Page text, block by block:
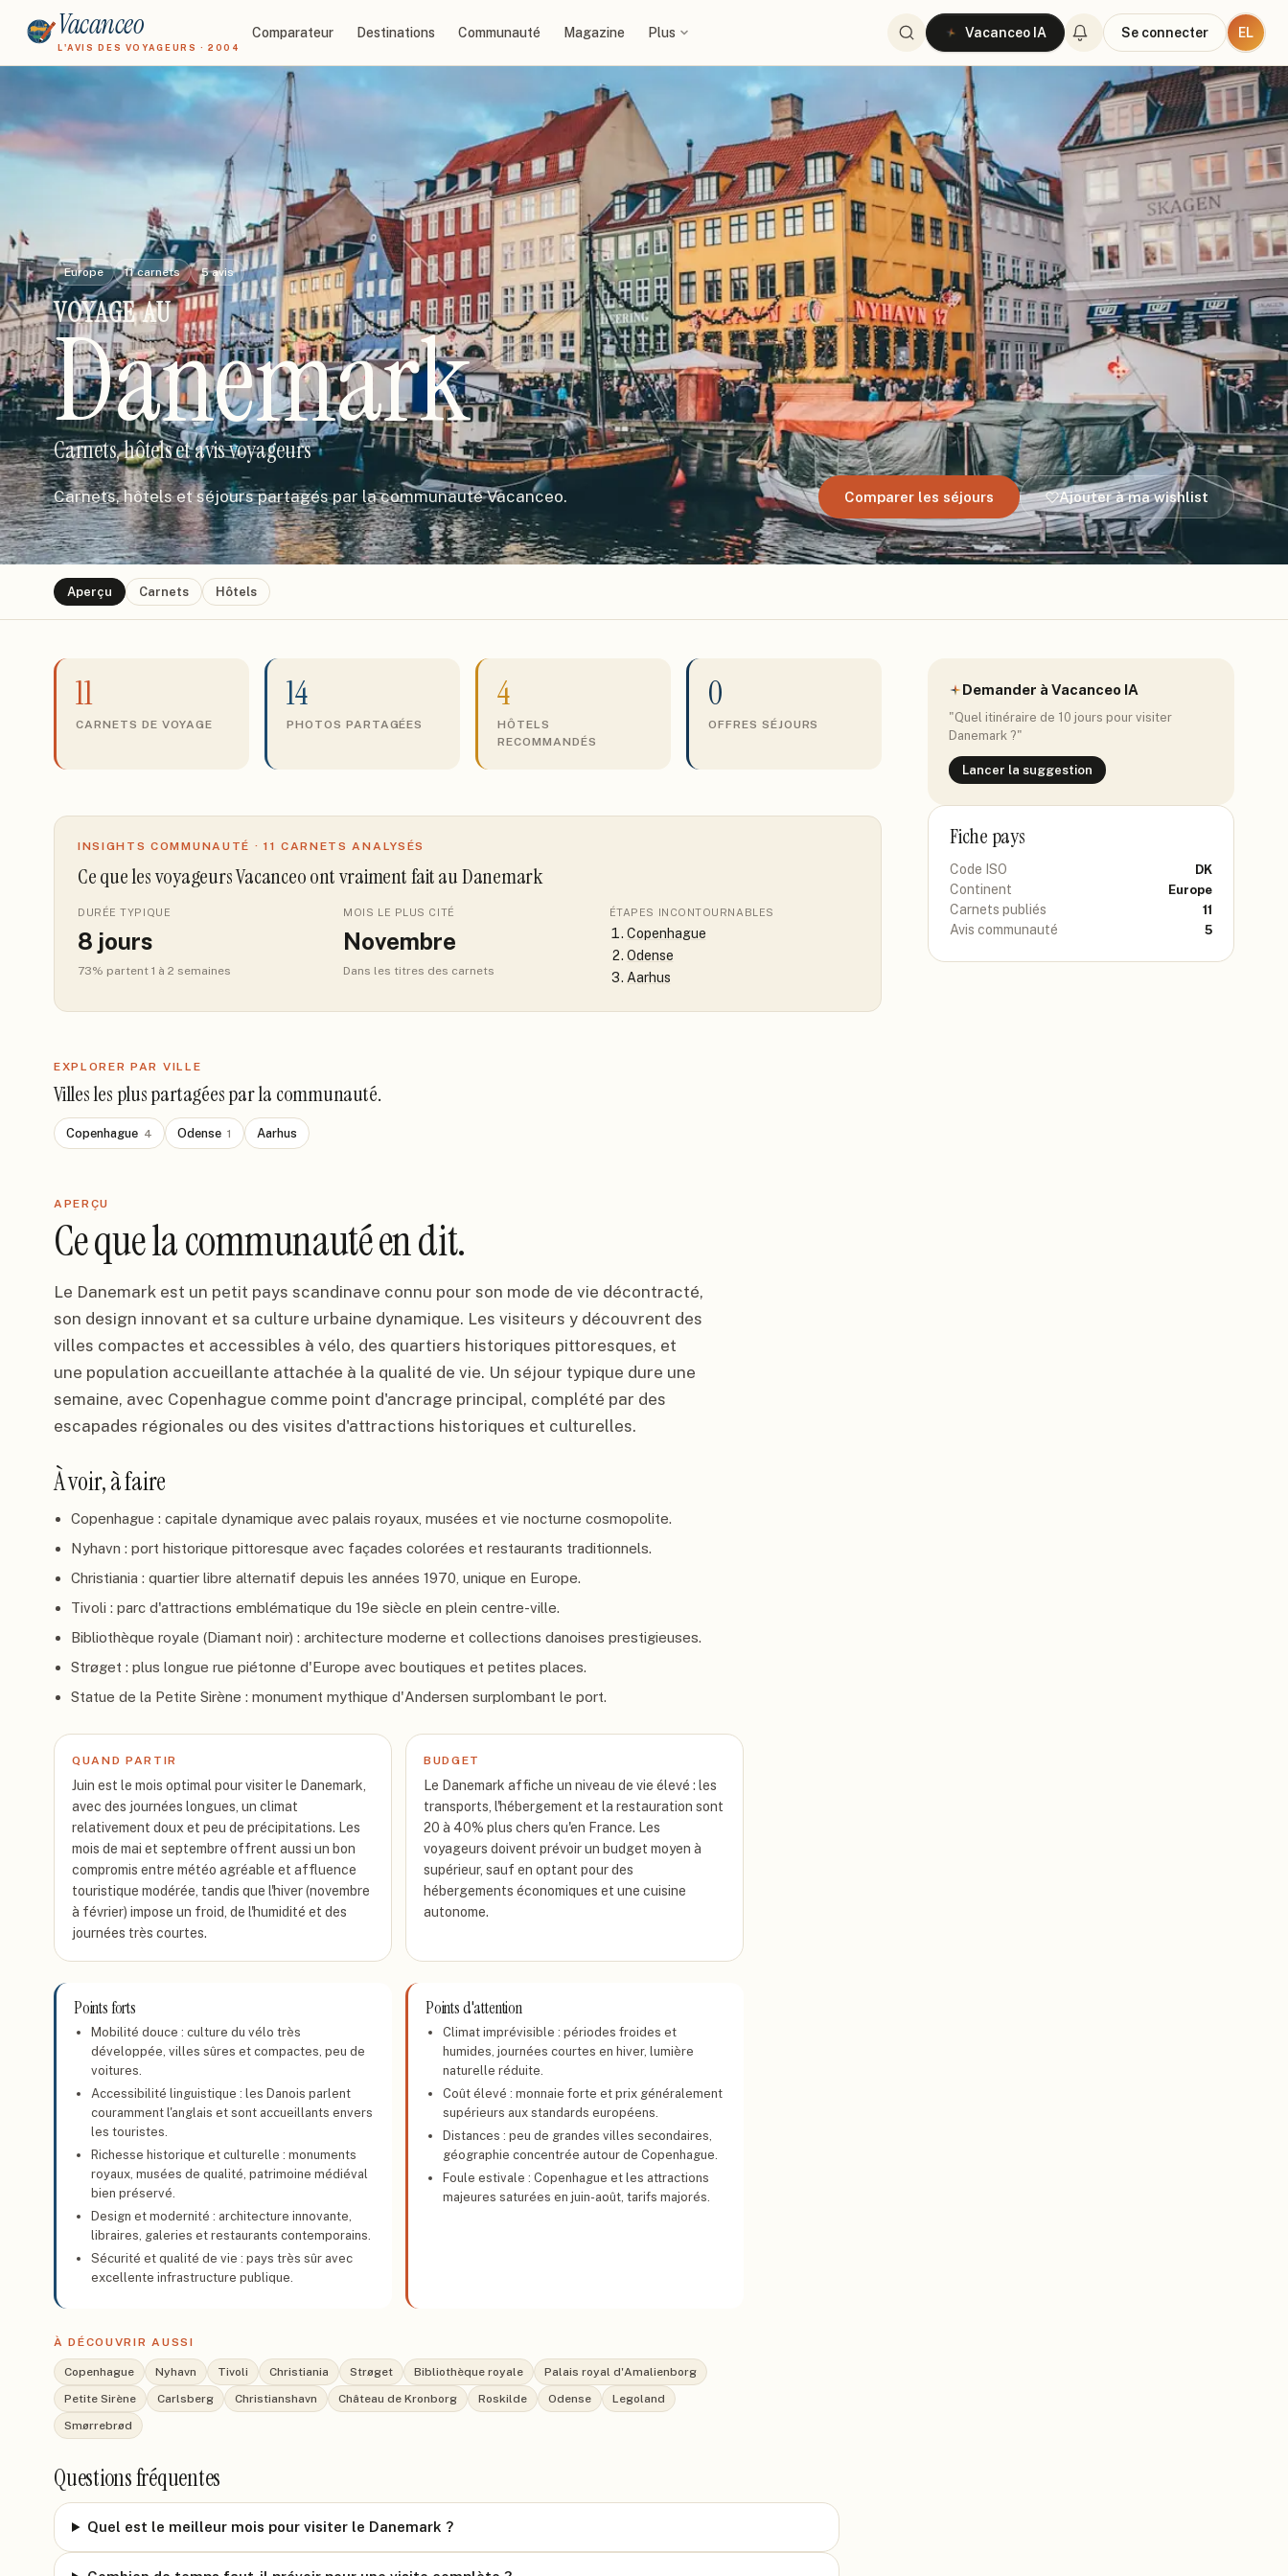
Vacanceo
L'AVIS DES VOYAGEURS · 2004
Comparateur Destinations Communauté Magazine Plus Vacanceo IA Se connecter EL
Europe 11carnets 5avis
VOYAGEAU
Danemark
Carnets, hôtels et avis voyageurs
Carnets, hôtels et séjours partagés par la communauté Vacanceo. Comparer les séjours Ajouter à ma wishlist
Aperçu Carnets Hôtels
11
CARNETS DE VOYAGE
14
PHOTOS PARTAGÉES
4
HÔTELS
RECOMMANDÉS
0
OFFRES SÉJOURS
INSIGHTS COMMUNAUTÉ · 11 CARNETS ANALYSÉS
Ce que les voyageurs Vacanceo ont vraiment faitau Danemark
DURÉE TYPIQUE
8 jours
73% partent 1 à 2 semaines
MOIS LE PLUS CITÉ
Novembre
Dans les titres des carnets
ÉTAPES INCONTOURNABLES
Copenhague
Odense
Aarhus
EXPLORER PAR VILLE
Villes les plus partagées par la communauté.
Copenhague 4 Odense 1 Aarhus
APERÇU
Ce que la communauté en dit.
Le Danemark est un petit pays scandinave connu pour son mode de vie décontracté,
son design innovant et sa culture urbaine dynamique. Les visiteurs y découvrent des
villes compactes et accessibles à vélo, des quartiers historiques pittoresques, et
une population accueillante attachée à la qualité de vie. Un séjour typique dure une
semaine, avec Copenhague comme point d'ancrage principal, complété par des
escapades régionales ou des visites d'attractions historiques et culturelles.
À voir, à faire
Copenhague : capitale dynamique avec palais royaux, musées et vie nocturne cosmopolite.
Nyhavn : port historique pittoresque avec façades colorées et restaurants traditionnels.
Christiania : quartier libre alternatif depuis les années 1970, unique en Europe.
Tivoli : parc d'attractions emblématique du 19e siècle en plein centre-ville.
Bibliothèque royale (Diamant noir) : architecture moderne et collections danoises prestigieuses.
Strøget : plus longue rue piétonne d'Europe avec boutiques et petites places.
Statue de la Petite Sirène : monument mythique d'Andersen surplombant le port.
QUAND PARTIR
Juin est le mois optimal pour visiter le Danemark,
avec des journées longues, un climat
relativement doux et peu de précipitations. Les
mois de mai et septembre offrent aussi un bon
compromis entre météo agréable et affluence
touristique modérée, tandis que l'hiver (novembre
à février) impose un froid, de l'humidité et des
journées très courtes.
BUDGET
Le Danemark affiche un niveau de vie élevé : les
transports, l'hébergement et la restauration sont
20 à 40% plus chers qu'en France. Les
voyageurs doivent prévoir un budget moyen à
supérieur, sauf en optant pour des
hébergements économiques et une cuisine
autonome.
Points forts
Mobilité douce : culture du vélo très
développée, villes sûres et compactes, peu de
voitures.
Accessibilité linguistique : les Danois parlent
couramment l'anglais et sont accueillants envers
les touristes.
Richesse historique et culturelle : monuments
royaux, musées de qualité, patrimoine médiéval
bien préservé.
Design et modernité : architecture innovante,
libraires, galeries et restaurants contemporains.
Sécurité et qualité de vie : pays très sûr avec
excellente infrastructure publique.
Points d'attention
Climat imprévisible : périodes froides et
humides, journées courtes en hiver, lumière
naturelle réduite.
Coût élevé : monnaie forte et prix généralement
supérieurs aux standards européens.
Distances : peu de grandes villes secondaires,
géographie concentrée autour de Copenhague.
Foule estivale : Copenhague et les attractions
majeures saturées en juin-août, tarifs majorés.
À DÉCOUVRIR AUSSI
Copenhague Nyhavn Tivoli Christiania Strøget Bibliothèque royale
Palais royal d'Amalienborg
Petite Sirène
Carlsberg Christianshavn Château de Kronborg Roskilde Odense
Legoland
Smørrebrød
Questions fréquentes
Quel est le meilleur mois pour visiter le Danemark ?
Demander à Vacanceo IA
"Quel itinéraire de 10 jours pour visiter
Danemark ?"
Lancer la suggestion
Fiche pays
Code ISO DK
Continent Europe
Carnets publiés 11
Avis communauté 5